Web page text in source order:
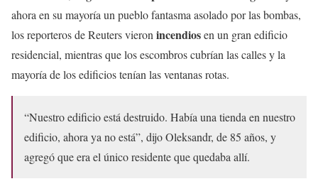
ahora en su mayoría un pueblo fantasma asolado por las bombas,
los reporteros de Reuters vieronincendiosen un gran edificio
residencial, mientras que los escombros cubrían las calles y la
mayoría de los edificios tenían las ventanas rotas.
“Nuestro edificio está destruido. Había una tienda en nuestro
edificio, ahora ya no está”, dijo Oleksandr, de 85 años, y
agregó que era el único residente que quedaba allí.